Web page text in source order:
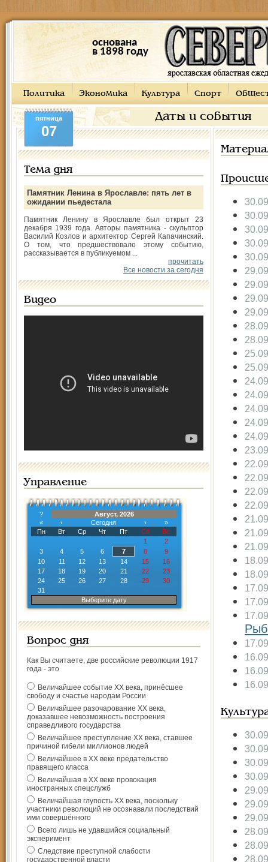
основана
в 1898 году
Политика Экономика Культура Спорт
Даты и события
пятница
07
Тема дня
Памятник Ленина в Ярославле: пять лет в
ожидании пьедестала
Памятник Ленину в Ярославле был открыт 23
декабря 1939 года. Авторы памятника - скульптор
Василий Козлов и архитектор Сергей Капачинский.
О том, что предшествовало этому событию,
рассказывается в публикуемом ...
прочитать
Все новости за сегодня
Видео
Управление
?
Август, 2026
«
‹ Сегодня ›
»
Пн
Вт Ср Чт Пт Сб
Вс
1
2
3
4 5 6 7 8
9
10
11 12 13 14 15
16
17
18 19 20 21 22
23
24
25 26 27 28 29
30
31
Выберите дату
Вопрос дня
Как Вы считаете, две российские революции 1917
года - это
Величайшее событие ХХ века, принёсшее
свободу и счастье народам России
Величайшее разочарование ХХ века,
доказавшее невозможность построения
справедливого государства
Величайшее преступление ХХ века, ставшее
причиной гибели миллионов людей
Величайшее в ХХ веке предательство
правящего класса
Величайшая в ХХ веке провокация
иностранных спецслужб
Величайшая глупость ХХ века, поскольку
участники революций не осознавали последствий
ими совершённого
Всего лишь не удавшийся социальный
эксперимент
Следствие преступной слабости
государственной власти